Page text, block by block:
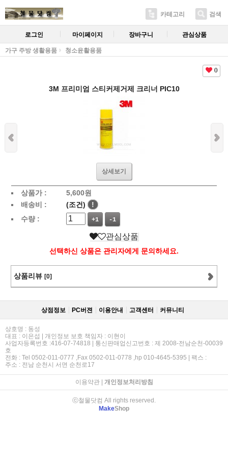
카테고리 검색
로그인 마이페이지 장바구니 관심상품
가구 주방 생활용품 청소윤활용품
0
3M 프리미엄 스티커제거제 크리너 PIC10
상세보기
상품가 : 5,600원
배송비 :
(조건)
!
수량 :
+1 -1
관심상품
선택하신 상품은 관리자에게 문의하세요.
상품리뷰 [0]
상점정보 PC버젼 이용안내 고객센터 커뮤니티
상호명 : 동성
대표 : 이은섭 | 개인정보 보호 책임자 : 이현이
사업자등록번호 :416-07-74818 | 통신판매업신고번호 : 제 2008-전남순천-00039
호
전화 : Tel 0502-011-0777 ,Fax 0502-011-0778 ,hp 010-4645-5395 | 팩스 :
주소 : 전남 순천시 서면 순천로17
이용약관| 개인정보처리방침
ⓒ철물닷컴 All rights reserved.
MakeShop